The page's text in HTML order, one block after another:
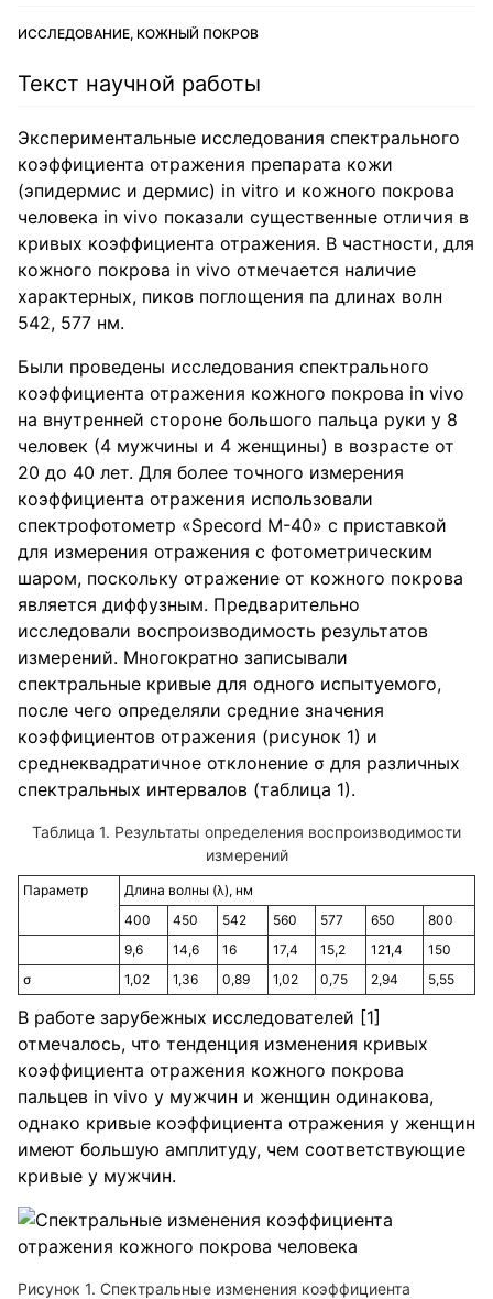
ИССЛЕДОВАНИЕ, КОЖНЫЙ ПОКРОВ
Текст научной работы
Экспериментальные исследования спектрального
коэффициента отражения препарата кожи
(эпидермис и дермис) in vitro и кожного покрова
человека in vivo показали существенные отличия в
кривых коэффициента отражения. В частности, для
кожного покрова in vivo отмечается наличие
характерных, пиков поглощения па длинах волн
542, 577 нм.
Были проведены исследования спектрального
коэффициента отражения кожного покрова in vivo
на внутренней стороне большого пальца руки у 8
человек (4 мужчины и 4 женщины) в возрасте от
20 до 40 лет. Для более точного измерения
коэффициента отражения использовали
спектрофотометр «Specord М-40» с приставкой
для измерения отражения с фотометрическим
шаром, поскольку отражение от кожного покрова
является диффузным. Предварительно
исследовали воспроизводимость результатов
измерений. Многократно записывали
спектральные кривые для одного испытуемого,
после чего определяли средние значения
коэффициентов отражения (рисунок 1) и
среднеквадратичное отклонение σ для различных
спектральных интервалов (таблица 1).
Таблица 1. Результаты определения воспроизводимости
измерений
Параметр
Длина волны (λ), нм
400
450 542 560 577 650
800
9,6
14,6 16 17,4 15,2 121,4
150
σ
1,02 1,36 0,89 1,02 0,75 2,94 5,55
В работе зарубежных исследователей [1]
отмечалось, что тенденция изменения кривых
коэффициента отражения кожного покрова
пальцев in vivo у мужчин и женщин одинакова,
однако кривые коэффициента отражения у женщин
имеют большую амплитуду, чем соответствующие
кривые у мужчин.
Рисунок 1. Спектральные изменения коэффициента